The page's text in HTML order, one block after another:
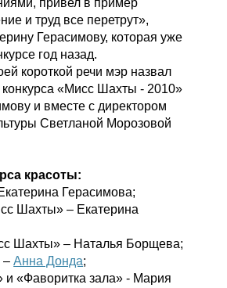
Карты
Фотогалерея
привел в пример
и труд все перетрут»,
Герасимову, которая уже
год назад.
короткой речи мэр назвал
конкурса «Мисс Шахты - 2010»
и вместе с директором
Светланой Морозовой
красоты:
Герасимова;
Шахты» – Екатерина
Шахты» – Наталья Борщева;
–Анна Донда;
«Фаворитка зала» - Мария